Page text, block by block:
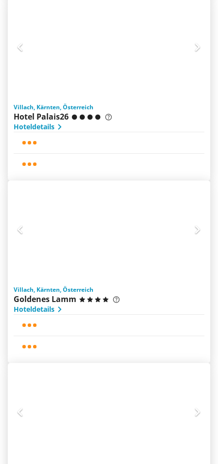
Villach, Kärnten, Österreich
Hotel Palais26
Hoteldetails
Villach, Kärnten, Österreich
Goldenes Lamm
Hoteldetails